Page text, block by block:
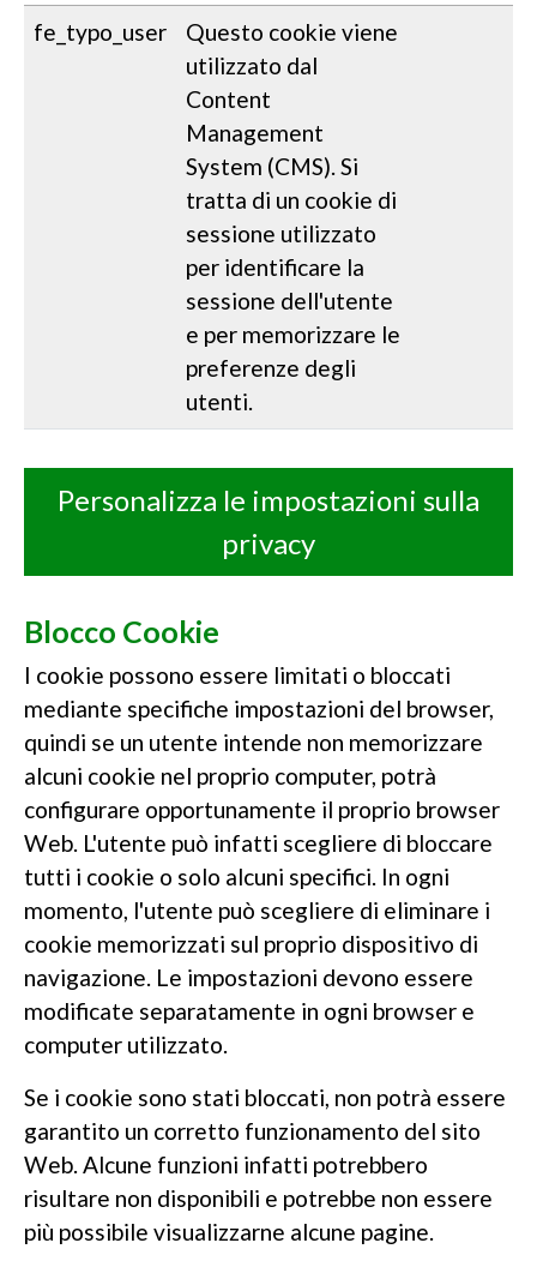
fe_typo_user
Questo cookie viene
utilizzato dal
Content
Management
System (CMS). Si
tratta di un cookie di
sessione utilizzato
per identificare la
sessione dell'utente
e per memorizzare le
preferenze degli
utenti.
Personalizza le impostazioni sulla
privacy
Blocco Cookie
I cookie possono essere limitati o bloccati
mediante specifiche impostazioni del browser,
quindi se un utente intende non memorizzare
alcuni cookie nel proprio computer, potrà
configurare opportunamente il proprio browser
Web. L'utente può infatti scegliere di bloccare
tutti i cookie o solo alcuni specifici. In ogni
momento, l'utente può scegliere di eliminare i
cookie memorizzati sul proprio dispositivo di
navigazione. Le impostazioni devono essere
modificate separatamente in ogni browser e
computer utilizzato.
Se i cookie sono stati bloccati, non potrà essere
garantito un corretto funzionamento del sito
Web. Alcune funzioni infatti potrebbero
risultare non disponibili e potrebbe non essere
più possibile visualizzarne alcune pagine.